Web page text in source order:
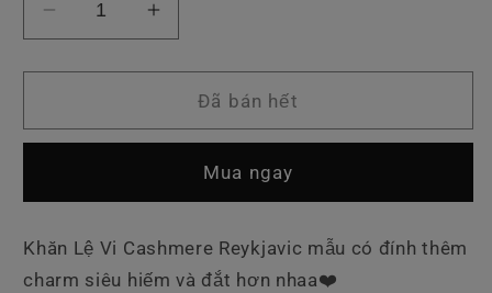
Giảm
số
lượng
Khăn
Reykjavic
Tăng
số
lượng
Khăn
Cashmere
Reykjavic
Đã bán hết
Mua ngay
Khăn Lệ Vi Cashmere Reykjavic mẫu có đính thêm
charm siêu hiếm và đắt hơn nhaa❤️